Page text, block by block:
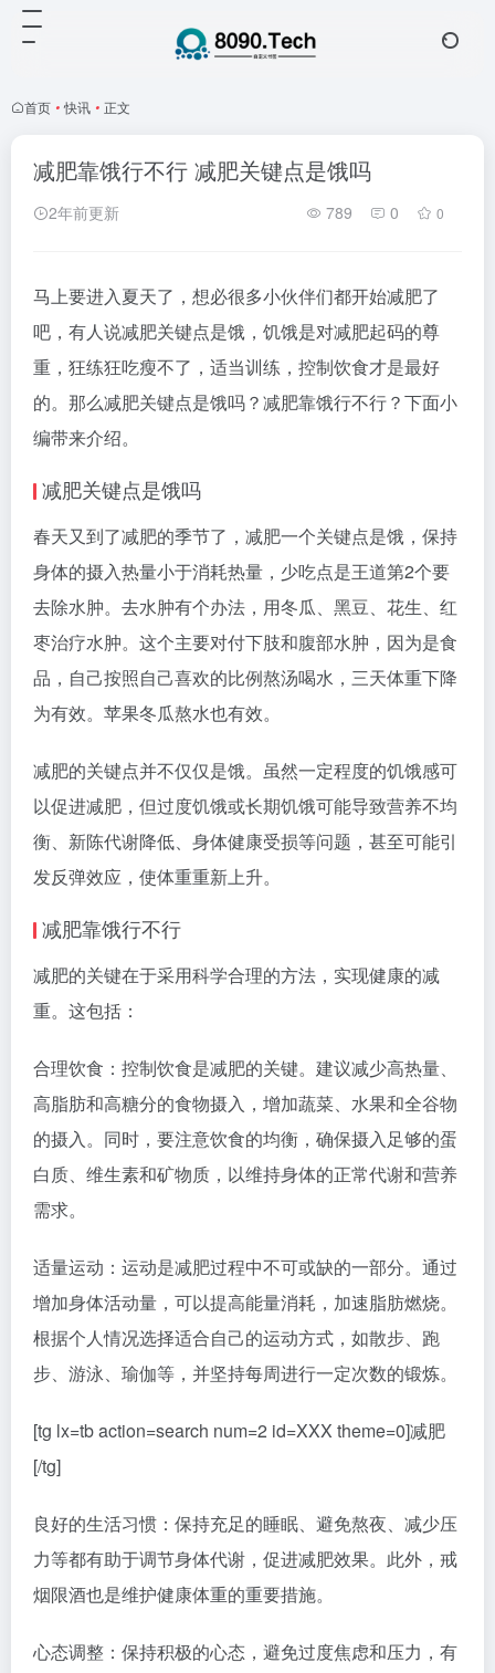
首页 • 快讯 • 正文
减肥靠饿行不行 减肥关键点是饿吗
2年前更新 789 0 0
马上要进入夏天了，想必很多小伙伴们都开始减肥了
吧，有人说减肥关键点是饿，饥饿是对减肥起码的尊
重，狂练狂吃瘦不了，适当训练，控制饮食才是最好
的。那么减肥关键点是饿吗？减肥靠饿行不行？下面小
编带来介绍。
减肥关键点是饿吗
春天又到了减肥的季节了，减肥一个关键点是饿，保持
身体的摄入热量小于消耗热量，少吃点是王道第2个要
去除水肿。去水肿有个办法，用冬瓜、黑豆、花生、红
枣治疗水肿。这个主要对付下肢和腹部水肿，因为是食
品，自己按照自己喜欢的比例熬汤喝水，三天体重下降
为有效。苹果冬瓜熬水也有效。
减肥的关键点并不仅仅是饿。虽然一定程度的饥饿感可
以促进减肥，但过度饥饿或长期饥饿可能导致营养不均
衡、新陈代谢降低、身体健康受损等问题，甚至可能引
发反弹效应，使体重重新上升。
减肥靠饿行不行
减肥的关键在于采用科学合理的方法，实现健康的减
重。这包括：
合理饮食：控制饮食是减肥的关键。建议减少高热量、
高脂肪和高糖分的食物摄入，增加蔬菜、水果和全谷物
的摄入。同时，要注意饮食的均衡，确保摄入足够的蛋
白质、维生素和矿物质，以维持身体的正常代谢和营养
需求。
适量运动：运动是减肥过程中不可或缺的一部分。通过
增加身体活动量，可以提高能量消耗，加速脂肪燃烧。
根据个人情况选择适合自己的运动方式，如散步、跑
步、游泳、瑜伽等，并坚持每周进行一定次数的锻炼。
[tg lx=tb action=search num=2 id=XXX theme=0]减肥
[/tg]
良好的生活习惯：保持充足的睡眠、避免熬夜、减少压
力等都有助于调节身体代谢，促进减肥效果。此外，戒
烟限酒也是维护健康体重的重要措施。
心态调整：保持积极的心态，避免过度焦虑和压力，有